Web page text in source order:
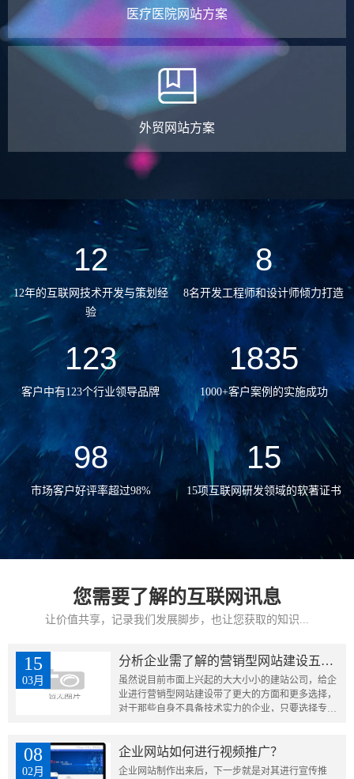
医疗医院网站方案
外贸网站方案
12
12年的互联网技术开发与策划经
验
8
8名开发工程师和设计师倾力打造
123
客户中有123个行业领导品牌
1835
1000+客户案例的实施成功
98
市场客户好评率超过98%
15
15项互联网研发领域的软著证书
您需要了解的互联网讯息
让价值共享，记录我们发展脚步，也让您获取的知识...
15
03月
分析企业需了解的营销型网站建设五部曲
虽然说目前市面上兴起的大大小小的建站公司，给企
业进行营销型网站建设带了更大的方面和更多选择，
对于那些自身不具备技术实力的企业，只要选择专业
08
02月
企业网站如何进行视频推广？
企业网站制作出来后，下一步就是对其进行宣传推